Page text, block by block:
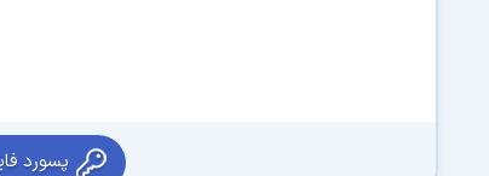
پسورد